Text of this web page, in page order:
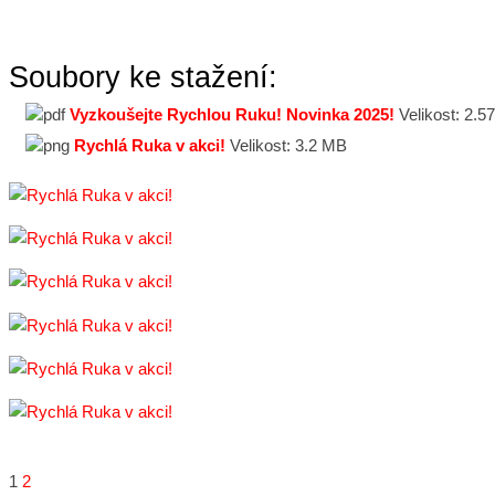
Soubory ke stažení:
Vyzkoušejte Rychlou Ruku! Novinka 2025! Velikost:
Rychlá Ruka v akci! Velikost: 3.2 MB
1 2